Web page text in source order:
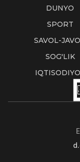
DUNYO
SPORT
SAVOL-
SOG'LIK